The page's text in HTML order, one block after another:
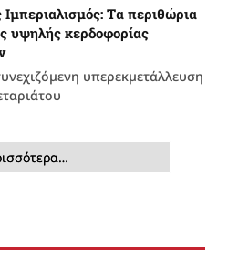
Ιμπεριαλισμός: Tα περιθώρια
υψηλής κερδοφορίας
υπερεκμετάλλευση